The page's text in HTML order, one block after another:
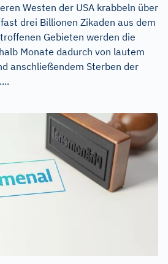
Westen der USA krabbeln über
drei Billionen Zikaden aus dem
Gebieten werden die
Monate dadurch von lautem
anschließendem Sterben der